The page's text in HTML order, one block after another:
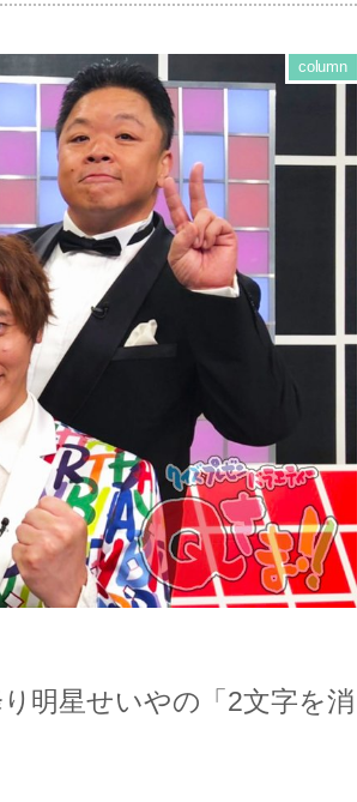
明星せいやの「2文字を消
column